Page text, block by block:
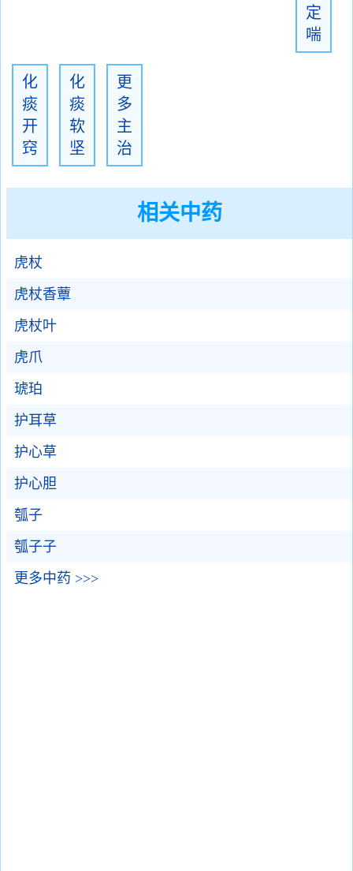
定
喘
化
痰
开
窍
化
痰
软
坚
更
多
主
治
相关中药
虎杖
虎杖香蕈
虎杖叶
虎爪
琥珀
护耳草
护心草
护心胆
瓠子
瓠子子
更多中药 >>>